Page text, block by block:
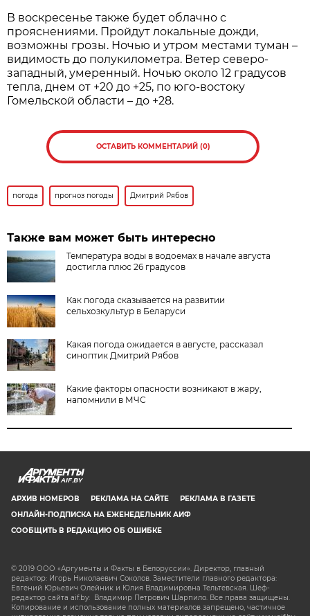
В воскресенье также будет облачно с
прояснениями. Пройдут локальные дожди,
возможны грозы. Ночью и утром местами туман –
видимость до полукилометра. Ветер северо-
западный, умеренный. Ночью около 12 градусов
тепла, днем от +20 до +25, по юго-востоку
Гомельской области – до +28.
ОСТАВИТЬ КОММЕНТАРИЙ (0)
погода прогноз погоды Дмитрий Рябов
Также вам может быть интересно
Температура воды в водоемах в начале августа
достигла плюс 26 градусов
Как погода сказывается на развитии
сельхозкультур в Беларуси
Какая погода ожидается в августе, рассказал
синоптик Дмитрий Рябов
Какие факторы опасности возникают в жару,
напомнили в МЧС
AIF.BY
АРХИВ НОМЕРОВ РЕКЛАМА НА САЙТЕ
РЕКЛАМА В ГАЗЕТЕ
ОНЛАЙН-ПОДПИСКА НА ЕЖЕНЕДЕЛЬНИК АИФ
СООБЩИТЬ В РЕДАКЦИЮ ОБ ОШИБКЕ
© 2019 ООО «Аргументы и Факты в Белоруссии». Директор, главный
редактор: Игорь Николаевич Соколов. Заместители главного редактора:
Евгений Юрьевич Олейник и Юлия Владимировна Тельтевская. Шеф-
редактор сайта aif.by: Владимир Петрович Шарпило. Все права защищены.
Копирование и использование полных материалов запрещено, частичное